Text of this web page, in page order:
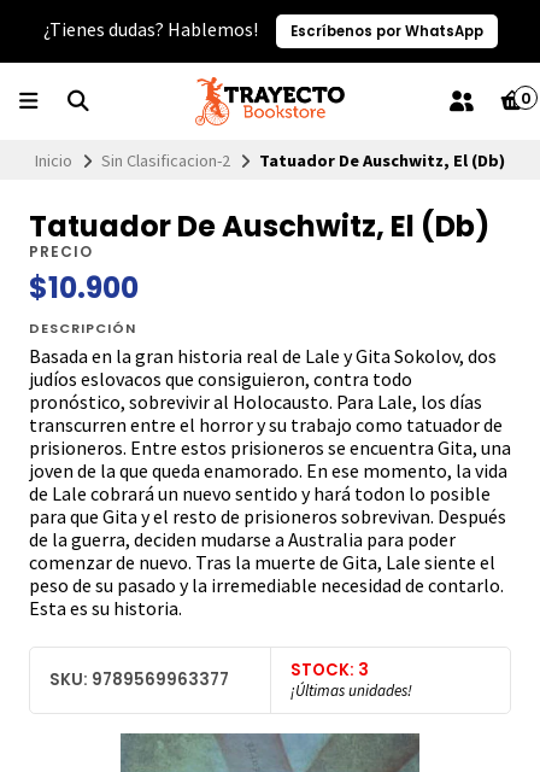
¿Tienes dudas? Hablemos! Escríbenos por WhatsApp
0
Inicio Sin Clasificacion-2 Tatuador De Auschwitz, El (Db)
Tatuador De Auschwitz, El (Db)
PRECIO
$10.900
DESCRIPCIÓN
Basada en la gran historia real de Lale y Gita Sokolov, dos
judíos eslovacos que consiguieron, contra todo
pronóstico, sobrevivir al Holocausto. Para Lale, los días
transcurren entre el horror y su trabajo como tatuador de
prisioneros. Entre estos prisioneros se encuentra Gita, una
joven de la que queda enamorado. En ese momento, la vida
de Lale cobrará un nuevo sentido y hará todon lo posible
para que Gita y el resto de prisioneros sobrevivan. Después
de la guerra, deciden mudarse a Australia para poder
comenzar de nuevo. Tras la muerte de Gita, Lale siente el
peso de su pasado y la irremediable necesidad de contarlo.
Esta es su historia.
SKU: 9789569963377 STOCK: 3
¡Últimas unidades!